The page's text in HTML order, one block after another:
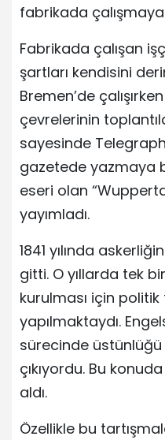
fabrikada çalışmaya
Fabrikada çalışan
şartları kendisini
Bremen’de
çevrelerinin
sayesinde
gazetede yazmaya
eseri olan
yayımladı.
1841 yılında
gitti. O yıllarda tek
kurulması için
yapılmaktaydı.
sürecinde üstünlüğü
çıkıyordu. Bu
aldı.
Özellikle bu